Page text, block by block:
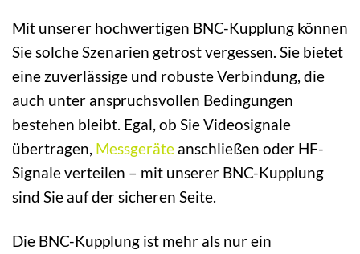
Mit unserer hochwertigen BNC-Kupplung können
Sie solche Szenarien getrost vergessen. Sie bietet
eine zuverlässige und robuste Verbindung, die
auch unter anspruchsvollen Bedingungen
bestehen bleibt. Egal, ob Sie Videosignale
übertragen, Messgeräte anschließen oder HF-
Signale verteilen – mit unserer BNC-Kupplung
sind Sie auf der sicheren Seite.
Die BNC-Kupplung ist mehr als nur ein